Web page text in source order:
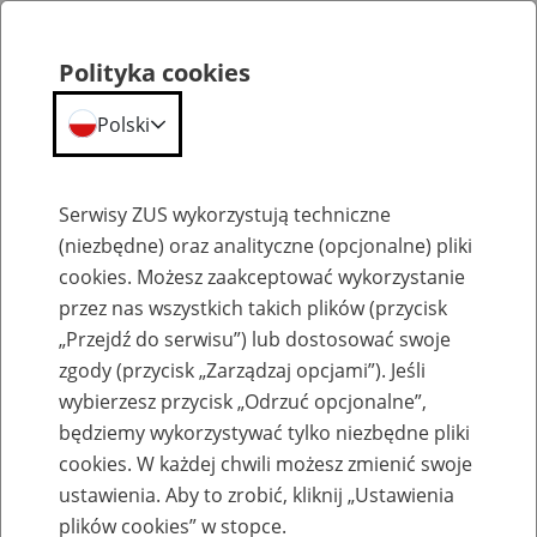
Szkolenia
Zaproś ZUS do siebie: Aktywni 50+
Polityka cookies
Polski
Serwisy ZUS wykorzystują techniczne
(niezbędne) oraz analityczne (opcjonalne) pliki
cookies. Możesz zaakceptować wykorzystanie
przez nas wszystkich takich plików (przycisk
„Przejdź do serwisu”) lub dostosować swoje
zgody (przycisk „Zarządzaj opcjami”). Jeśli
wybierzesz przycisk „Odrzuć opcjonalne”,
będziemy wykorzystywać tylko niezbędne pliki
cookies. W każdej chwili możesz zmienić swoje
ustawienia. Aby to zrobić, kliknij „Ustawienia
plików cookies” w stopce.